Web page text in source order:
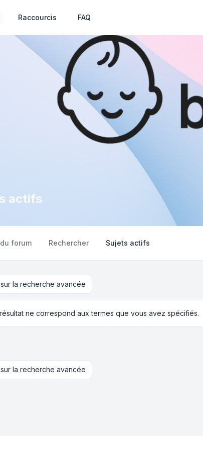
Raccourcis FAQ
actifs
forum Rechercher Sujets actifs
la recherche avancée
ne correspond aux termes que vous avez spécifiés.
la recherche avancée